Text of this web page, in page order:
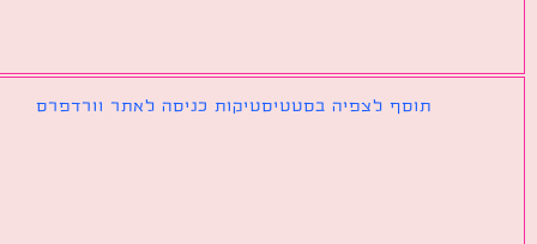
תוסף לצפיה בסטטיסטיקות כניסה לאתר וורדפרס